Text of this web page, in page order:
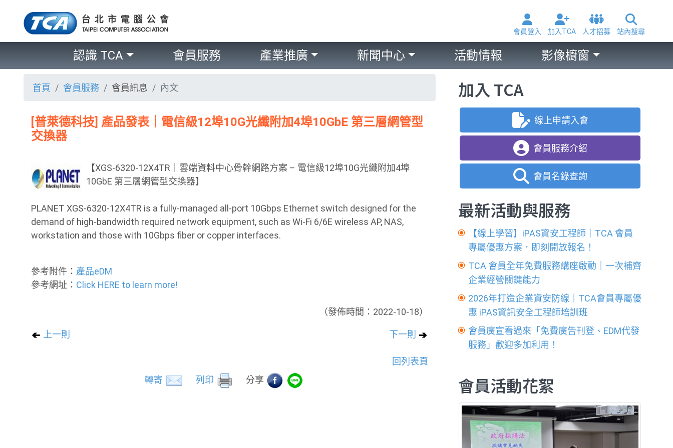
會員登入 加入TCA 人才招募 站內搜尋
認識 TCA 會員服務 產業推廣 新聞中心 活動情報 影像櫥窗
首頁 會員服務 會員訊息 內文
[普萊德科技] 產品發表｜電信級12埠10G光纖附加4埠10GbE 第三層網管型
交換器
【XGS-6320-12X4TR｜雲端資料中心骨幹網路方案 – 電信級12埠10G光纖附加4埠
10GbE 第三層網管型交換器】
PLANET XGS-6320-12X4TR is a fully-managed all-port 10Gbps Ethernet switch designed for the
demand of high-bandwidth required network equipment, such as Wi-Fi 6/6E wireless AP, NAS,
workstation and those with 10Gbps fiber or copper interfaces.
參考附件： 產品eDM
參考網址： Click HERE to learn more!
（發佈時間：2022-10-18）
上一則 下一則
回列表頁
轉寄
列印 分享
加入 TCA
線上申請入會
會員服務介紹
會員名錄查詢
最新活動與服務
【線上學習】iPAS資安工程師｜TCA 會員
專屬優惠方案．即刻開放報名！
TCA 會員全年免費服務講座啟動｜一次補齊
企業經營關鍵能力
2026年打造企業資安防線｜TCA會員專屬優
惠 iPAS資訊安全工程師培訓班
會員廣宣看過來「免費廣告刊登、EDM代發
服務」歡迎多加利用！
會員活動花絮